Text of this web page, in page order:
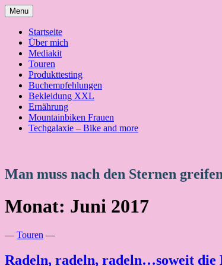
Skip
to
content
Menu
Startseite
Über mich
Mediakit
Touren
Produkttesting
Buchempfehlungen
Bekleidung XXL
Ernährung
Mountainbiken Frauen
Techgalaxie – Bike and more
Man muss nach den Sternen
Monat: Juni 2017
— Touren —
Radeln, radeln, radeln…soweit die